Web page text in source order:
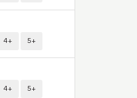
4+ 5+
4+ 5+